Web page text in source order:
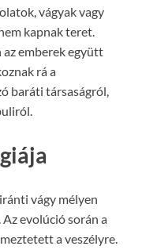
vágyak vagy
kapnak teret.
az emberek együtt
rá a
baráti társaságról,
vágy mélyen
evolúció során a
a veszélyre.